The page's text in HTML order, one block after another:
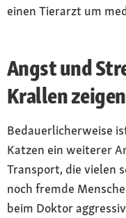
einen Tierarzt um
Angst und
Krallen zeigen
Bedauerlicherweise
Katzen ein weiterer
Transport, die vielen
noch fremde
beim Doktor